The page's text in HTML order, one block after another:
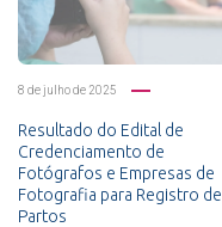
8 de julho de 2025
Resultado do Edital de
Credenciamento de
Fotógrafos e Empresas de
Fotografia para Registro de
Partos